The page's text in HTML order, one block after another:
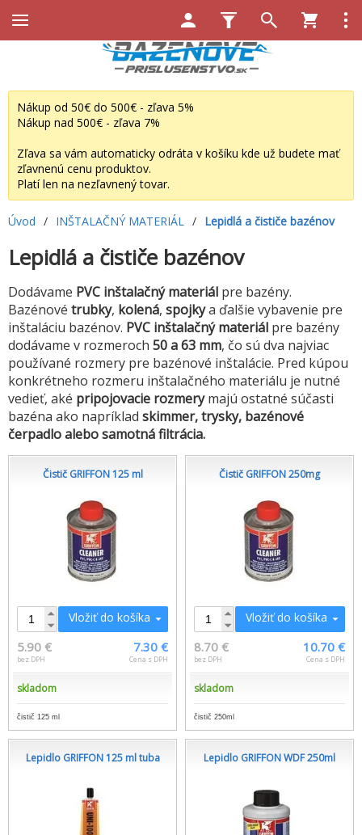
Nákup od 50€ do 500€ - zľava 5%
Nákup nad 500€ - zľava 7%
Zľava sa vám automaticky odráta v košíku kde už budete mať
zľavnenú cenu produktov.
Platí len na nezľavnený tovar.
Úvod / INŠTALAČNÝ MATERIÁL / Lepidlá a čističe bazénov
Lepidlá a čističe bazénov
Dodávame PVC inštalačný materiál pre bazény.
Bazénové trubky, kolená, spojkya ďalšie vybavenie pre
inštaláciu bazénov. PVC inštalačný materiál pre bazény
dodávame v rozmeroch 50 a 63 mm, čo sú dva najviac
používané rozmery pre bazénové inštalácie. Pred kúpou
konkrétneho rozmeru inštalačného materiálu je nutné
vedieť, aké pripojovacie rozmerymajú ostatné súčasti
bazéna ako napríklad skimmer, trysky, bazénové
čerpadlo alebo samotná filtrácia.
Čistič GRIFFON 125 ml
Vložiť do košíka
5.90 €
bez DPH
7.30 €
Cena s DPH
skladom
čistič 125 ml
Čistič GRIFFON 250mg
Vložiť do košíka
8.70 €
bez DPH
10.70 €
Cena s DPH
skladom
čistič 250ml
Lepidlo GRIFFON 125 ml tuba Lepidlo GRIFFON WDF 250ml